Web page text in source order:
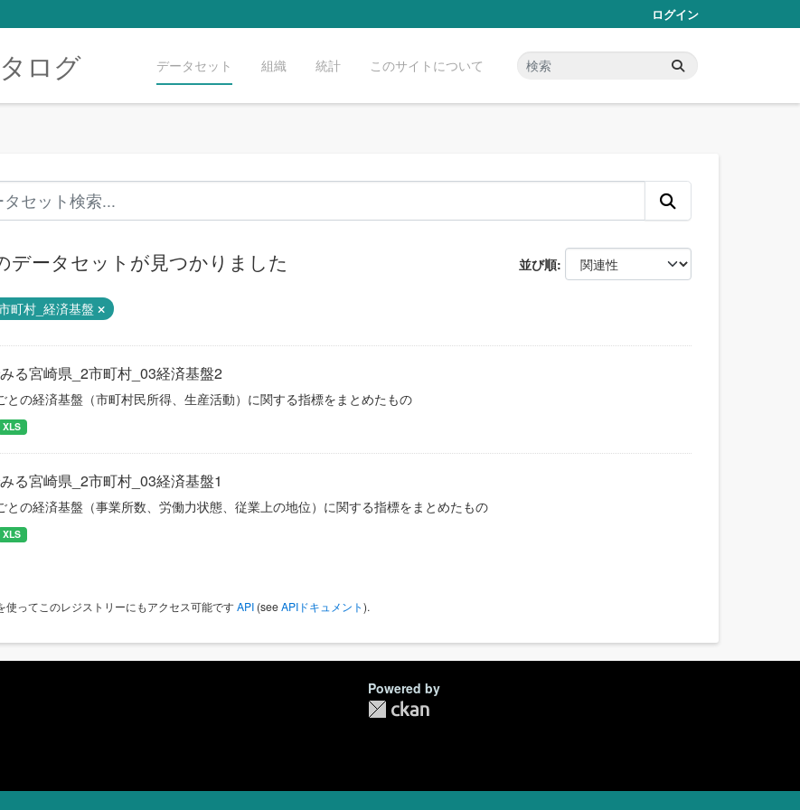
ログイン
ログ データセット 組織 統計 このサイトについて
並び順
データセットが見つかりました
町村_経済基盤
る宮崎県_2市町村_03経済基盤2
との経済基盤（市町村民所得、生産活動）に関する指標をまとめたもの
XLS
る宮崎県_2市町村_03経済基盤1
との経済基盤（事業所数、労働力状態、従業上の地位）に関する指標をまとめたもの
XLS
使ってこのレジストリーにもアクセス可能ですAPI (seeAPIドキュメント).
Powered by